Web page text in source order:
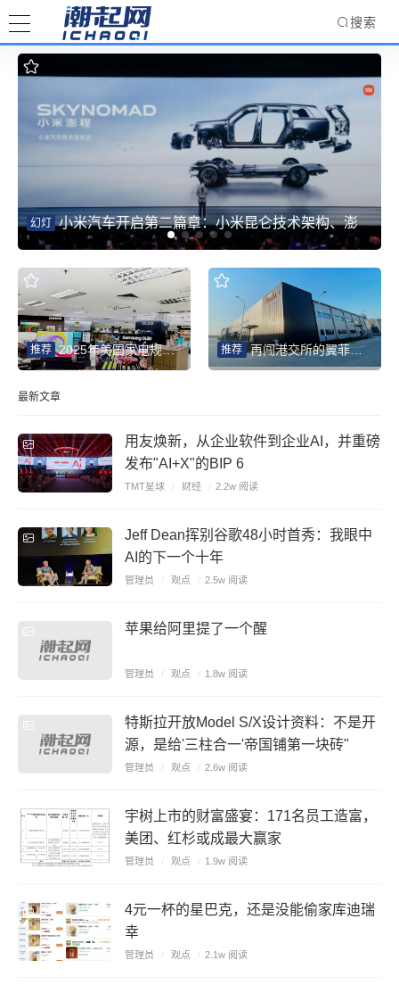
搜索
幻灯
小米汽车开启第二篇章：小米昆仑技术架构、澎
程系列新车重磅发布，完成双系列完整布局
推荐 2025年美国家电规模同比增4.9% 智能化为中国品牌打开新赛道 推荐 再闯港交所的翼菲智能：轻工业机器人热潮下的“放量考验”
最新文章
用友焕新，从企业软件到企业AI，并重磅
发布"AI+X"的BIP 6
TMT星球 / 财经 / 2.2w 阅读
Jeff Dean挥别谷歌48小时首秀：我眼中
AI的下一个十年
管理员 / 观点 / 2.5w 阅读
苹果给阿里提了一个醒
管理员 / 观点 / 1.8w 阅读
特斯拉开放Model S/X设计资料：不是开
源，是给'三柱合一'帝国铺第一块砖"
管理员 / 观点 / 2.6w 阅读
宇树上市的财富盛宴：171名员工造富，
美团、红杉或成最大赢家
管理员 / 观点 / 1.9w 阅读
4元一杯的星巴克，还是没能偷家库迪瑞
幸
管理员 / 观点 / 2.1w 阅读